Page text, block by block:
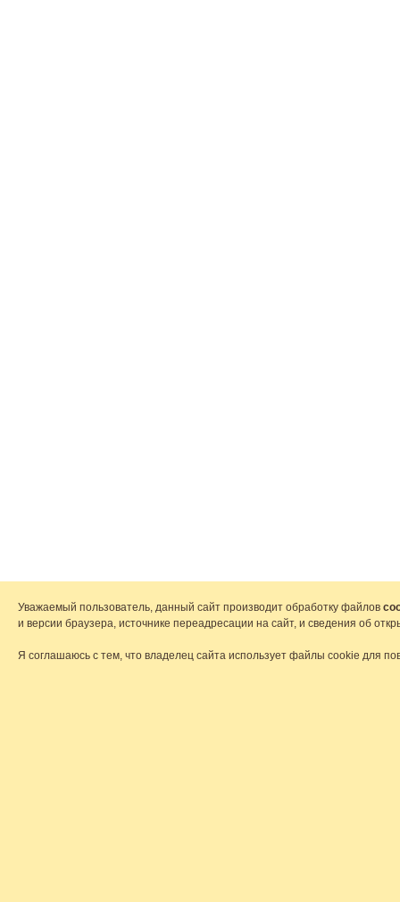
Уважаемый пользователь, данный сайт производит обработку файлов
и версии браузера, источнике переадресации на сайт, и сведения об
Я соглашаюсь с тем, что владелец сайта использует файлы cookie для